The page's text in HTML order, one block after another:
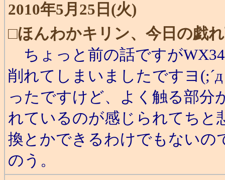
2010年5月25日(火)
□ほんわかキリン、今日の戯
ちょっと前の話ですが
削れてしまいましたですヨ
ったですけど、よく触る部分
れているのが感じられてちと
換とかできるわけでもないの
のう。